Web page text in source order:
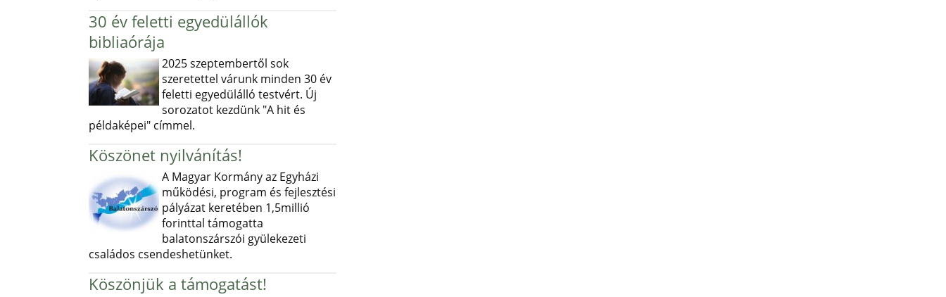
30 év feletti egyedülállók
bibliaórája
2025 szeptembertől sok
szeretettel várunk minden 30 év
feletti egyedülálló testvért. Új
sorozatot kezdünk "A hit és
példaképei" címmel.
Köszönet nyilvánítás!
A Magyar Kormány az Egyházi
működési, program és fejlesztési
pályázat keretében 1,5millió
forinttal támogatta
balatonszárszói gyülekezeti
családos csendeshetünket.
Köszönjük a támogatást!